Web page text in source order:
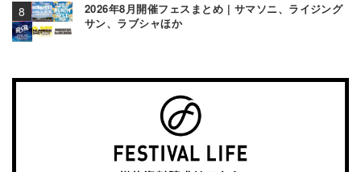
2026年8月開催フェスまとめ | サマソニ、ライジング
サン、ラブシャほか